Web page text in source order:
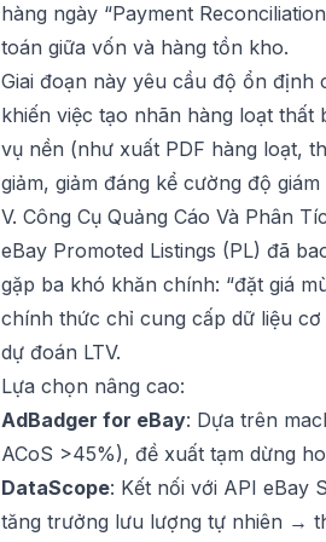
hàng ngày “Payment
toán giữa vốn và hàng tồn kho.
Giai đoạn này yêu cầu độ ổn
khiến việc tạo nhãn hàng loạt thất
vụ nền (như xuất PDF hàng loạt,
giảm, giảm đáng kể cường độ
V. Công Cụ Quảng Cáo Và Phân
eBay Promoted Listings (PL) đã
gặp ba khó khăn chính: “đặt giá
chính thức chỉ cung cấp dữ liệu
dự đoán LTV.
Lựa chọn nâng cao:
AdBadger for eBay: Dựa trên
ACoS >45%), đề xuất tạm dừng
DataScope: Kết nối với API eBay
tăng trưởng lưu lượng tự nhiên →